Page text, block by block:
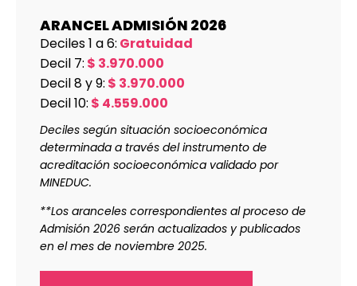
ARANCEL ADMISIÓN 2026
Deciles 1 a 6: Gratuidad
Decil 7: $ 3.970.000
Decil 8 y 9: $ 3.970.000
Decil 10: $ 4.559.000
Deciles según situación socioeconómica
determinada a través del instrumento de
acreditación socioeconómica validado por
MINEDUC.
**Los aranceles correspondientes al proceso de
Admisión 2026 serán actualizados y publicados
en el mes de noviembre 2025.